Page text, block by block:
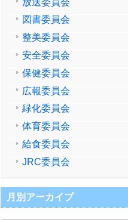
図書委員会
整美委員会
安全委員会
保健委員会
広報委員会
緑化委員会
体育委員会
給食委員会
JRC委員会
月別アーカイブ